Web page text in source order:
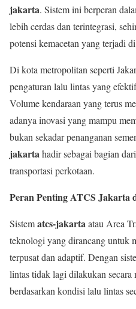
jakarta. Sistem ini berperan
lebih cerdas dan terintegrasi,
potensi kemacetan yang terjadi
Di kota metropolitan seperti
pengaturan lalu lintas yang
Volume kendaraan yang terus
adanya inovasi yang mampu
bukan sekadar penanganan
jakarta hadir sebagai bagian
transportasi perkotaan.
Peran Penting ATCS Jakarta
Sistematcs-jakarta atau Area
teknologi yang dirancang untuk
terpusat dan adaptif. Dengan
lintas tidak lagi dilakukan secara
berdasarkan kondisi lalu lintas